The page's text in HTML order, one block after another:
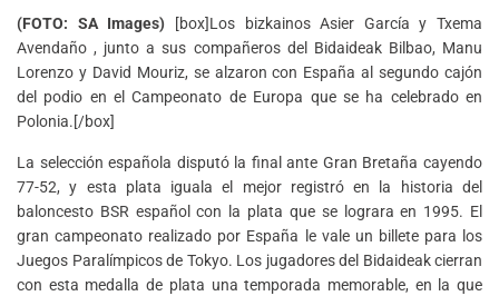
(FOTO: SA Images) [box]Los bizkainos Asier García y Txema
Avendaño , junto a sus compañeros del Bidaideak Bilbao, Manu
Lorenzo y David Mouriz, se alzaron con España al segundo cajón
del podio en el Campeonato de Europa que se ha celebrado en
Polonia.[/box]
La selección española disputó la final ante Gran Bretaña cayendo
77-52, y esta plata iguala el mejor registró en la historia del
baloncesto BSR español con la plata que se lograra en 1995. El
gran campeonato realizado por España le vale un billete para los
Juegos Paralímpicos de Tokyo. Los jugadores del Bidaideak cierran
con esta medalla de plata una temporada memorable, en la que